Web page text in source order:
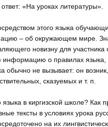
«На уроках литературы».
этого языка
– об окружающем мире.
новизну для
информацию о правилах
обычно не вызывает: он
сказуемых и т. п.
в киргизской школе? Как
тексты в условиях урока
на их